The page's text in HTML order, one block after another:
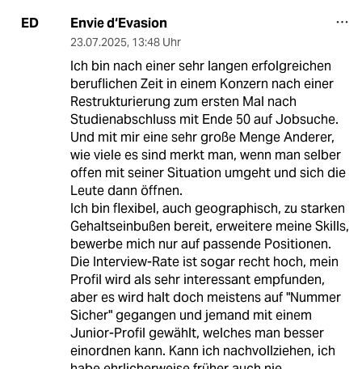
ED Envie d‘Evasion
23.07.2025, 13:48 Uhr
Ich bin nach einer sehr langen erfolgreichen
beruflichen Zeit in einem Konzern nach einer
Restrukturierung zum ersten Mal nach
Studienabschluss mit Ende 50 auf Jobsuche.
Und mit mir eine sehr große Menge Anderer,
wie viele es sind merkt man, wenn man selber
offen mit seiner Situation umgeht und sich die
Leute dann öffnen.
Ich bin flexibel, auch geographisch, zu starken
Gehaltseinbußen bereit, erweitere meine Skills,
bewerbe mich nur auf passende Positionen.
Die Interview-Rate ist sogar recht hoch, mein
Profil wird als sehr interessant empfunden,
aber es wird halt doch meistens auf "Nummer
Sicher" gegangen und jemand mit einem
Junior-Profil gewählt, welches man besser
einordnen kann. Kann ich nachvollziehen, ich